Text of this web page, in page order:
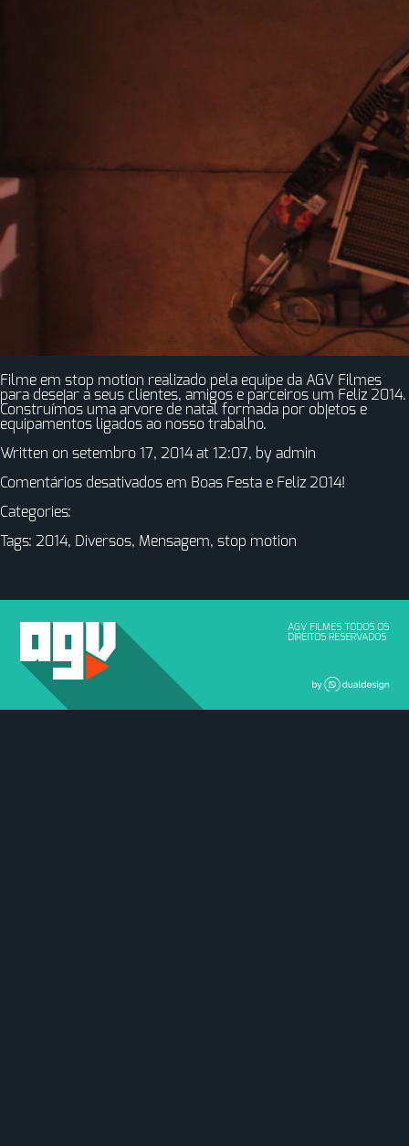
Filme em stop motion realizado pela equipe da AGV Filmes
para desejar a seus clientes, amigos e parceiros um Feliz 2014.
Construímos uma arvore de natal formada por objetos e
equipamentos ligados ao nosso trabalho.
Written on setembro 17, 2014 at 12:07, by admin
Comentários desativados em Boas Festa e Feliz 2014!
Categories:
Tags: 2014, Diversos, Mensagem, stop motion
AGV FILMES TODOS OS
DIREITOS RESERVADOS